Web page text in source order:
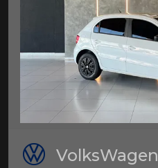
VolksWagen